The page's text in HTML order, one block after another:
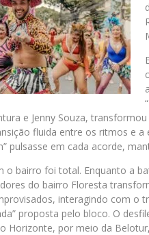
e Jenny Souza,
fluida entre os ritmos e
pulsasse em cada acorde,
o bairro foi total. Enquanto a
do bairro Floresta
interagindo com o
proposta pelo bloco. O
Horizonte, por meio da